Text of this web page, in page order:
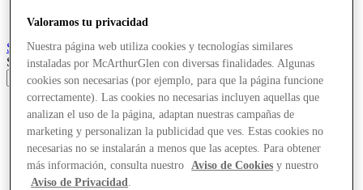
SerravalleDesigner Outlet
Search input
Ofertas
Planifica tu visita
Servicios
¿Qué pasa?
Comer y beber
Valoramos tu privacidad
Nuestra página web utiliza cookies y tecnologías similares
instaladas por McArthurGlen con diversas finalidades. Algunas
cookies son necesarias (por ejemplo, para que la página funcione
correctamente). Las cookies no necesarias incluyen aquellas que
analizan el uso de la página, adaptan nuestras campañas de
marketing y personalizan la publicidad que ves. Estas cookies no
necesarias no se instalarán a menos que las aceptes. Para obtener
más información, consulta nuestro
Aviso de Cookies y nuestro
Aviso de Privacidad.